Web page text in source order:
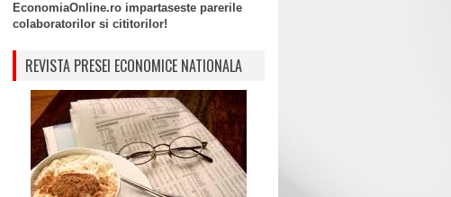
EconomiaOnline.ro impartaseste parerile
colaboratorilor si cititorilor!
REVISTA PRESEI ECONOMICE NATIONALA